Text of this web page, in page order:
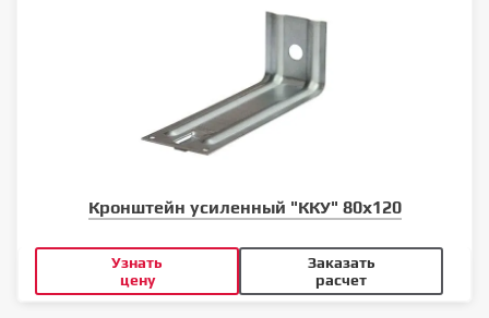
Кронштейн усиленный "ККУ" 80х120
Узнать
цену
Заказать
расчет